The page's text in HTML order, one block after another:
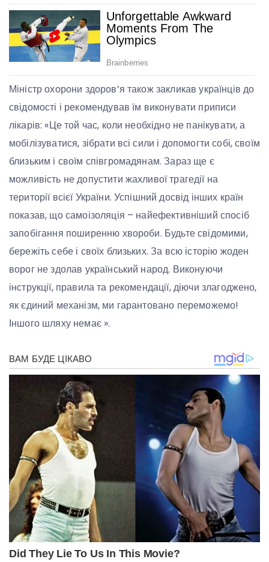
Міністр охорони здоров’я також закликав українців до
свідомості і рекомендував їм виконувати приписи
лікарів: «Це той час, коли необхідно не панікувати, а
мобілізуватися, зібрати всі сили і допомогти собі, своїм
близьким і своїм співгромадянам. Зараз ще є
можливість не допустити жахливої ​​трагедії на
території всієї України. Успішний досвід інших країн
показав, що самоізоляція – найефективніший спосіб
запобігання поширенню хвороби. Будьте свідомими,
бережіть себе і своїх близьких. За всю історію жоден
ворог не здолав український народ. Виконуючи
інструкції, правила та рекомендації, діючи злагоджено,
як єдиний механізм, ми гарантовано переможемо!
Іншого шляху немає ».